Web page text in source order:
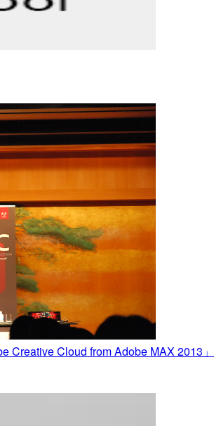
Cloud from Adobe MAX 2013」